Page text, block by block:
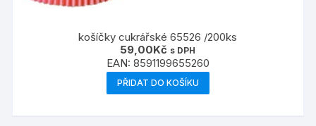
košíčky cukrářské 65526 /200ks
59,00Kč s DPH
EAN: 8591199655260
PŘIDAT DO KOŠÍKU